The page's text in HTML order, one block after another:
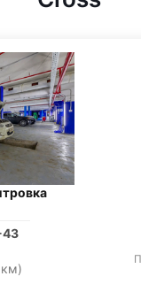
43
км)